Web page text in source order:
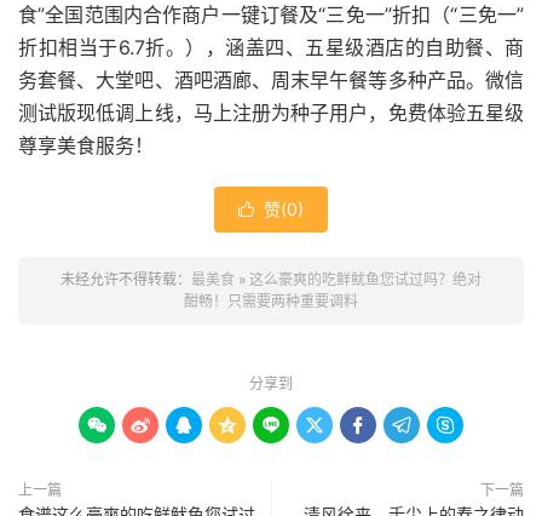
食”全国范围内合作商户一键订餐及“三免一”折扣（“三免一”
折扣相当于6.7折。），涵盖四、五星级酒店的自助餐、商
务套餐、大堂吧、酒吧酒廊、周末早午餐等多种产品。微信
测试版现低调上线，马上注册为种子用户，免费体验五星级
尊享美食服务！
 赞(0)
未经允许不得转载： 最美食 » 这么豪爽的吃鲜鱿鱼您试过吗？绝对
酣畅！只需要两种重要调料
分享到
        
上一篇 下一篇